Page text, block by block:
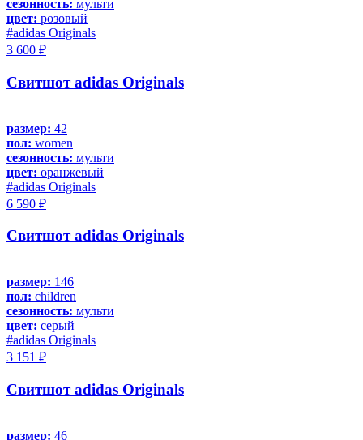
сезонность: мульти
цвет: розовый
#adidas Originals
3 600 ₽
Свитшот adidas Originals
размер: 42
пол: women
сезонность: мульти
цвет: оранжевый
#adidas Originals
6 590 ₽
Свитшот adidas Originals
размер: 146
пол: children
сезонность: мульти
цвет: серый
#adidas Originals
3 151 ₽
Свитшот adidas Originals
размер: 46